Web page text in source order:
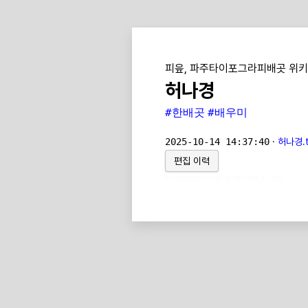
피읖, 파주타이포그라피배곳 위키
허나경
#한배곳 #배우미
2025-10-14 14:37:40 · 허나경
편집 이력